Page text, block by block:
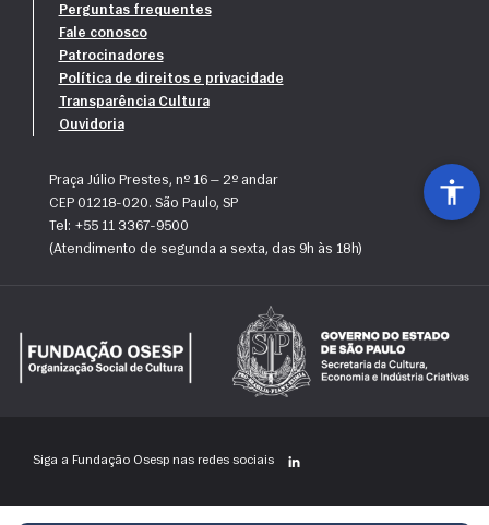
Perguntas frequentes
Fale conosco
Patrocinadores
Política de direitos e privacidade
Transparência Cultura
Ouvidoria
Praça Júlio Prestes, nº 16 — 2º andar
CEP 01218-020. São Paulo, SP
Tel: +55 11 3367-9500
(Atendimento de segunda a sexta, das 9h às 18h)
Siga a Fundação Osesp nas redes sociais